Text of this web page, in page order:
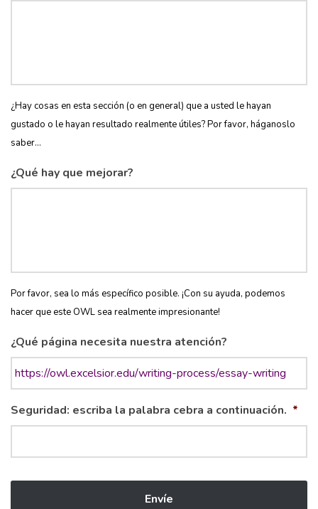
¿Hay cosas en esta sección (o en general) que a usted le hayan
gustado o le hayan resultado realmente útiles? Por favor, háganoslo
saber...
¿Qué hay que mejorar?
Por favor, sea lo más específico posible. ¡Con su ayuda, podemos
hacer que este OWL sea realmente impresionante!
¿Qué página necesita nuestra atención?
Seguridad: escriba la palabra cebra a continuación. *